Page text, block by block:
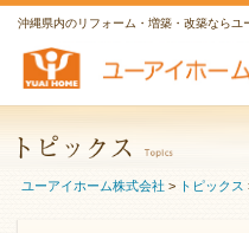
沖縄県内のリフォーム・増築・改築ならユ
ユーアイホーム株式会社 > トピックス